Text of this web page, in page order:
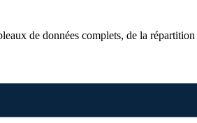
de données complets, de la